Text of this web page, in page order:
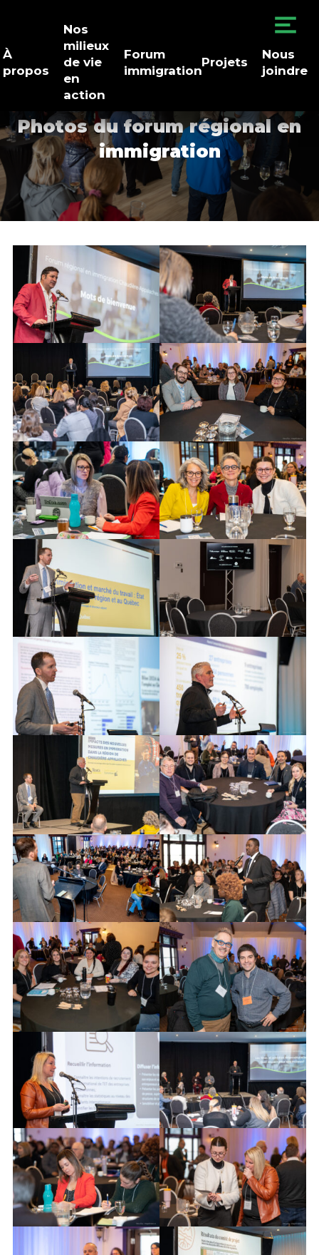
À
propos
Nos
milieux
de vie
en
action
Forum
immigration
Projets
Nous
joindre
Photos du forum régional en
immigration